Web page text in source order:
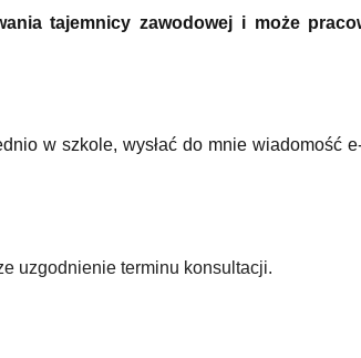
tajemnicy zawodowej i może
w szkole, wysłać do mnie wiadomość
uzgodnienie terminu konsultacji.